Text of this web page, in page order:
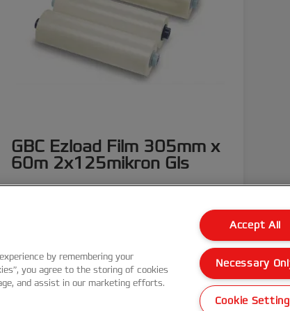
GBC Ezload Film 305mm x
60m 2x125mikron Gls
by remembering your
you agree to the storing of cookies
and assist in our marketing efforts.
Accept All
Necessary
Cookie